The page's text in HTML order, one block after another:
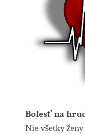
Bolesť na
Nie všetky